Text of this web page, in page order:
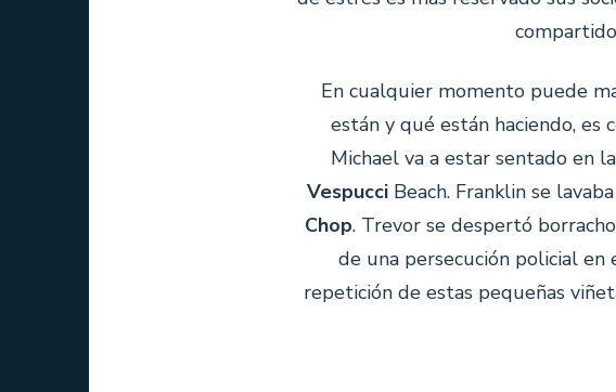
En cualquier momento puede
están y qué están haciendo,
Michael va a estar sentado en
Vespucci Beach. Franklin se
Chop. Trevor se despertó
de una persecución policial
repetición de estas pequeñas